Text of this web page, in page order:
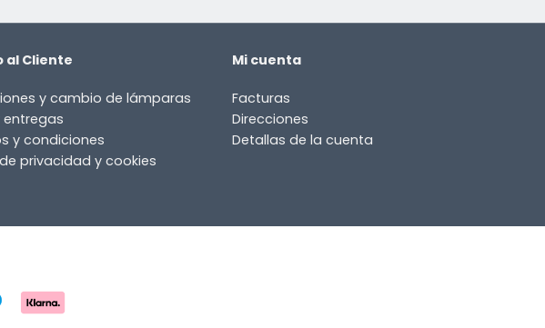
al Cliente
y cambio de lámparas
entregas
y condiciones
privacidad y cookies
Mi cuenta
Facturas
Direcciones
Detallas de la cuenta